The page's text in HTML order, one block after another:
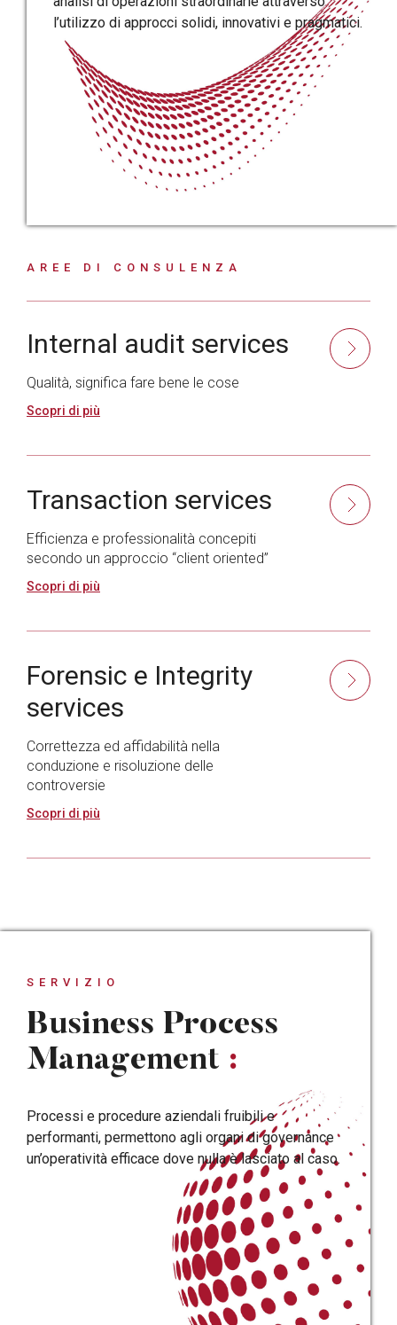
l’utilizzo di approcci solidi, innovativi e pragmatici.
AREE DI CONSULENZA
Internal audit services
Qualità, significa fare bene le cose
Scopri di più
Transaction services
Efficienza e professionalità concepiti
secondo un approccio “client oriented”
Scopri di più
Forensic e Integrity
services
Correttezza ed affidabilità nella
conduzione e risoluzione delle
controversie
Scopri di più
SERVIZIO
Business Process
Management :
Processi e procedure aziendali fruibili e
performanti, permettono agli organi di governance
un’operatività efficace dove nulla è lasciato al caso.